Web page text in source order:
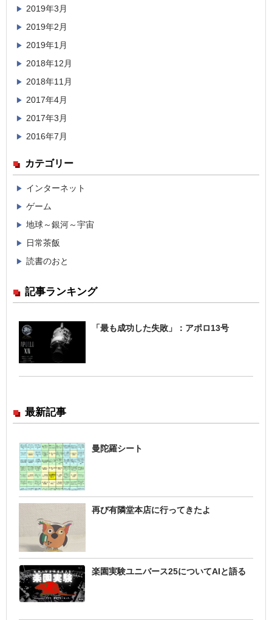
2019年3月
2019年2月
2019年1月
2018年12月
2018年11月
2017年4月
2017年3月
2016年7月
カテゴリー
インターネット
ゲーム
地球～銀河～宇宙
日常茶飯
読書のおと
記事ランキング
「最も成功した失敗」：アポロ13号
最新記事
曼陀羅シート
再び有隣堂本店に行ってきたよ
楽園実験ユニバース25についてAIと語る